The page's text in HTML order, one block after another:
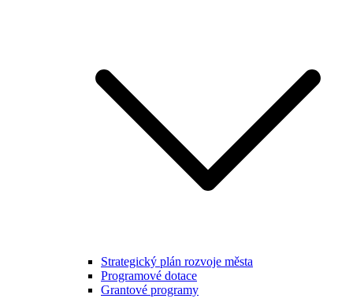
Strategický plán rozvoje města
Programové dotace
Grantové programy